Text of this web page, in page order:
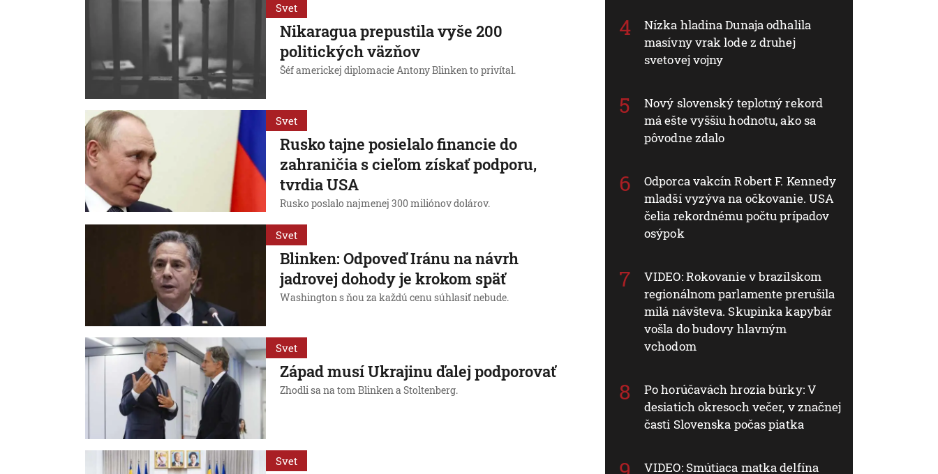
Svet
Nikaragua prepustila vyše 200
politických väzňov
Šéf americkej diplomacie Antony Blinken to privítal.
Svet
Rusko tajne posielalo financie do
zahraničia s cieľom získať podporu,
tvrdia USA
Rusko poslalo najmenej 300 miliónov dolárov.
Svet
Blinken: Odpoveď Iránu na návrh
jadrovej dohody je krokom späť
Washington s ňou za každú cenu súhlasiť nebude.
Svet
Západ musí Ukrajinu ďalej podporovať
Zhodli sa na tom Blinken a Stoltenberg.
Svet
Nízka hladina Dunaja odhalila
masívny vrak lode z druhej
svetovej vojny
Nový slovenský teplotný rekord
má ešte vyššiu hodnotu, ako sa
pôvodne zdalo
Odporca vakcín Robert F. Kennedy
mladší vyzýva na očkovanie. USA
čelia rekordnému počtu prípadov
osýpok
VIDEO: Rokovanie v brazílskom
regionálnom parlamente prerušila
milá návšteva. Skupinka kapybár
vošla do budovy hlavným
vchodom
Po horúčavách hrozia búrky: V
desiatich okresoch večer, v značnej
časti Slovenska počas piatka
VIDEO: Smútiaca matka delfína